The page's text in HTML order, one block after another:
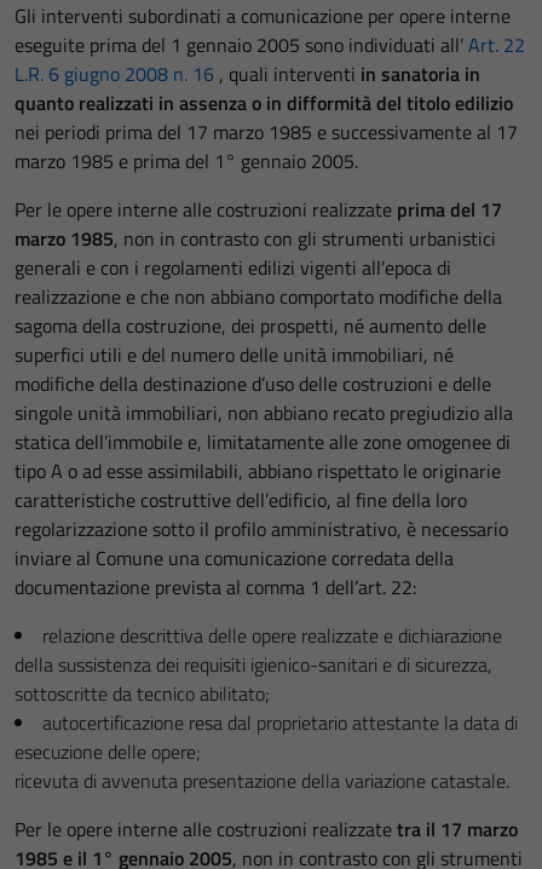
Gli interventi subordinati a comunicazione per opere interne
eseguite prima del 1 gennaio 2005 sono individuati all’Art. 22
L.R. 6 giugno 2008 n. 16 , quali interventi in sanatoria in
quanto realizzati in assenza o in difformità del titolo edilizio
nei periodi prima del 17 marzo 1985 e successivamente al 17
marzo 1985 e prima del 1° gennaio 2005.
Per le opere interne alle costruzioni realizzate prima del 17
marzo 1985, non in contrasto con gli strumenti urbanistici
generali e con i regolamenti edilizi vigenti all’epoca di
realizzazione e che non abbiano comportato modifiche della
sagoma della costruzione, dei prospetti, né aumento delle
superfici utili e del numero delle unità immobiliari, né
modifiche della destinazione d’uso delle costruzioni e delle
singole unità immobiliari, non abbiano recato pregiudizio alla
statica dell’immobile e, limitatamente alle zone omogenee di
tipo A o ad esse assimilabili, abbiano rispettato le originarie
caratteristiche costruttive dell’edificio, al fine della loro
regolarizzazione sotto il profilo amministrativo, è necessario
inviare al Comune una comunicazione corredata della
documentazione prevista al comma 1 dell’art. 22:
relazione descrittiva delle opere realizzate e dichiarazione
della sussistenza dei requisiti igienico-sanitari e di sicurezza,
sottoscritte da tecnico abilitato;
autocertificazione resa dal proprietario attestante la data di
esecuzione delle opere;
ricevuta di avvenuta presentazione della variazione catastale.
Per le opere interne alle costruzioni realizzatetra il 17 marzo
1985 e il 1° gennaio 2005, non in contrasto con gli strumenti